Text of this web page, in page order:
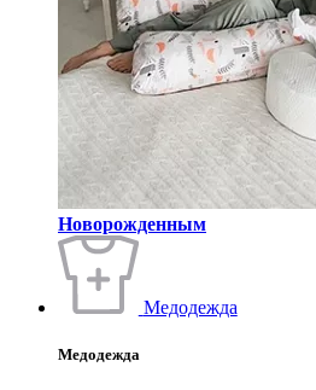
Новорожденным
Медодежда
Медодежда